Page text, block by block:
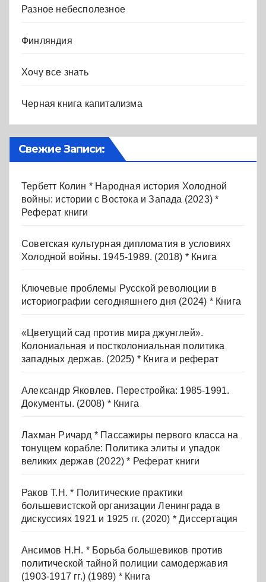
Разное небесполезное
Финляндия
Хочу все знать
Черная книга капитализма
Свежие Записи:
Тербетт Колин * Народная история Холодной
войны: истории с Востока и Запада (2023) *
Реферат книги
Советская культурная дипломатия в условиях
Холодной войны. 1945-1989. (2018) * Книга
Ключевые проблемы Русской революции в
историографии сегодняшнего дня (2024) * Книга
«Цветущий сад против мира джунглей».
Колониальная и постколониальная политика
западных держав. (2025) * Книга и реферат
Александр Яковлев. Перестройка: 1985-1991.
Документы. (2008) * Книга
Лахман Ричард * Пассажиры первого класса на
тонущем корабле: Политика элиты и упадок
великих держав (2022) * Реферат книги
Раков Т.Н. * Политические практики
большевистской организации Ленинграда в
дискуссиях 1921 и 1925 гг. (2020) * Диссертация
Ансимов Н.Н. * Борьба большевиков против
политической тайной полиции самодержавия
(1903-1917 гг.) (1989) * Книга